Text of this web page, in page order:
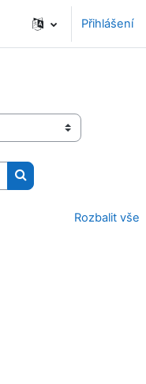
Přihlášení
Vyhledat kurzy
Rozbalit vše